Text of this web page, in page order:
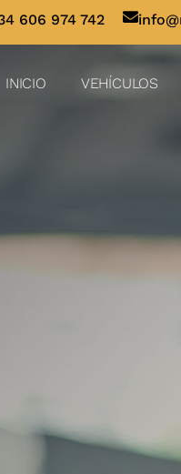
606 974 742
INICIO VEHÍCULOS